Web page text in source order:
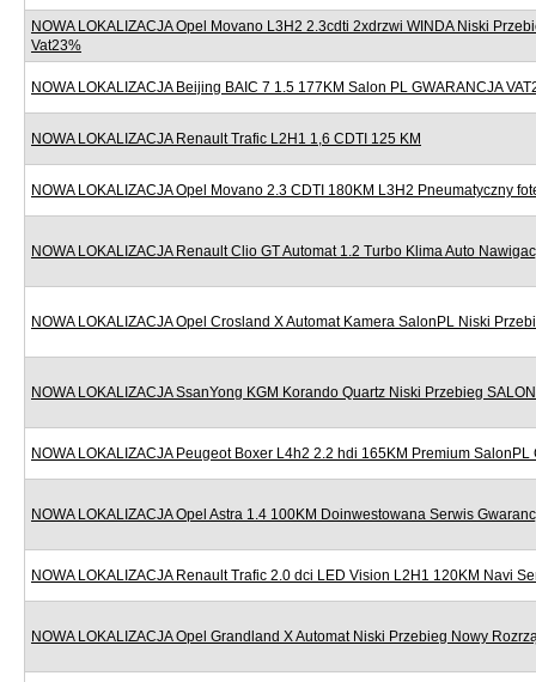
NOWA LOKALIZACJA Opel Movano L3H2 2.3cdti 2xdrzwi WINDA Niski
Vat23%
NOWA LOKALIZACJA Beijing BAIC 7 1.5 177KM Salon PL GWARANCJA
NOWA LOKALIZACJA Renault Trafic L2H1 1,6 CDTI 125 KM
NOWA LOKALIZACJA Opel Movano 2.3 CDTI 180KM L3H2 Pneumatyczny
NOWA LOKALIZACJA Renault Clio GT Automat 1.2 Turbo Klima Auto
NOWA LOKALIZACJA Opel Crosland X Automat Kamera SalonPL Niski
NOWA LOKALIZACJA SsanYong KGM Korando Quartz Niski Przebieg
NOWA LOKALIZACJA Peugeot Boxer L4h2 2.2 hdi 165KM Premium
NOWA LOKALIZACJA Opel Astra 1.4 100KM Doinwestowana Serwis
NOWA LOKALIZACJA Renault Trafic 2.0 dci LED Vision L2H1 120KM Navi
NOWA LOKALIZACJA Opel Grandland X Automat Niski Przebieg Nowy